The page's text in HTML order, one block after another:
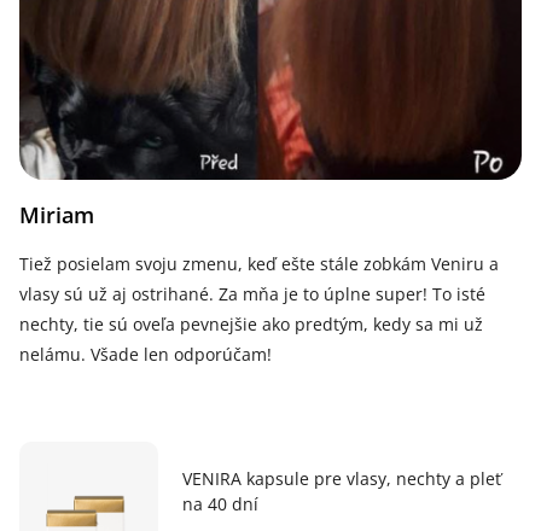
Miriam
Tiež posielam svoju zmenu, keď ešte stále zobkám Veniru a
vlasy sú už aj ostrihané. Za mňa je to úplne super! To isté
nechty, tie sú oveľa pevnejšie ako predtým, kedy sa mi už
nelámu. Všade len odporúčam!
VENIRA kapsule pre vlasy, nechty a pleť
na 40 dní